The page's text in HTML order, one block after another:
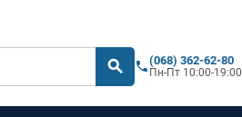
search phone(068) 362-62-80
Пн-Пт 10:00-19:00